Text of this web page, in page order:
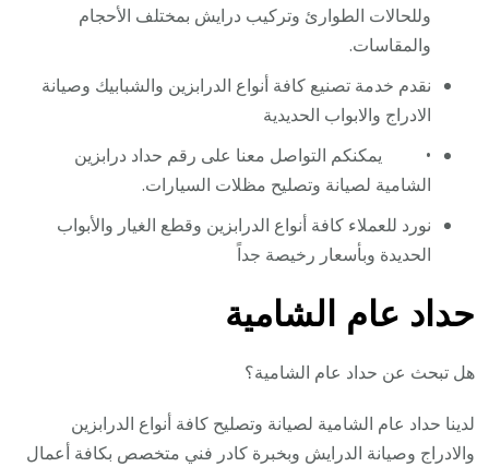
وللحالات الطوارئ وتركيب درايش بمختلف الأحجام
والمقاسات.
نقدم خدمة تصنيع كافة أنواع الدرابزين والشبابيك وصيانة
الادراج والابواب الحديدية
• يمكنكم التواصل معنا على رقم حداد درابزين
الشامية لصيانة وتصليح مظلات السيارات.
نورد للعملاء كافة أنواع الدرابزين وقطع الغيار والأبواب
الحديدة وبأسعار رخيصة جداً
حداد عام الشامية
هل تبحث عن حداد عام الشامية؟
لدينا حداد عام الشامية لصيانة وتصليح كافة أنواع الدرابزين
والادراج وصيانة الدرايش وبخبرة كادر فني متخصص بكافة أعمال